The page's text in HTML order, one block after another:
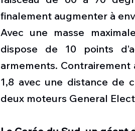
finalement augmenter à
Avec une masse
dispose de 10 points
armements. Contrairement
1,8 avec une distance de
deux moteurs General